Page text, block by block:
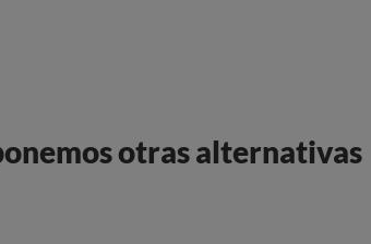
otras alternativas